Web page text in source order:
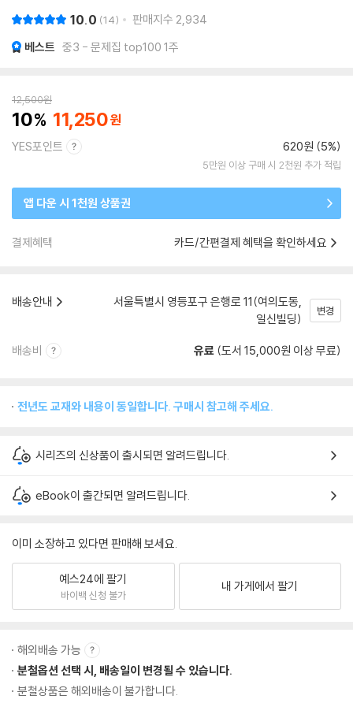
10.0 14 판매지수 2,934
베스트 중3 - 문제집 top100 1주
12,500원
10 11,250
YES포인트 620원 (5%)
5만원 이상 구매 시 2천원 추가 적립
앱 다운 시 1천원 상품권
결제혜택 카드/간편결제 혜택을 확인하세요
배송안내
서울특별시 영등포구 은행로 11(여의도동,
일신빌딩)
변경
배송비 유료 (도서 15,000원 이상 무료)
전년도 교재와 내용이 동일합니다. 구매시 참고해 주세요.
시리즈의 신상품이 출시되면 알려드립니다.
eBook이 출간되면 알려드립니다.
이미 소장하고 있다면 판매해 보세요.
예스24에 팔기
바이백 신청 불가
내 가게에서 팔기
해외배송 가능
분철옵션 선택 시, 배송일이 변경될 수 있습니다.
분철상품은 해외배송이 불가합니다.